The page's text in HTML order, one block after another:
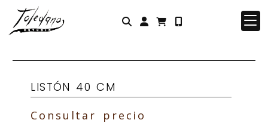
Identifícate
LISTÓN 40 CM
Consultar precio